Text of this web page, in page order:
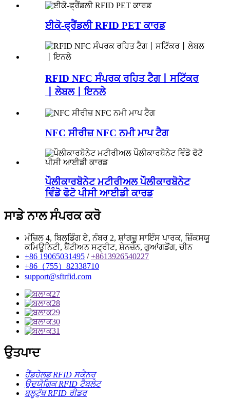
ਈਕੋ-ਫ੍ਰੈਂਡਲੀ RFID PET ਕਾਰਡ
RFID NFC ਸੰਪਰਕ ਰਹਿਤ ਟੈਗ丨ਸਟਿੱਕਰ
丨ਲੇਬਲ丨ਇਨਲੇ
NFC ਸੀਰੀਜ਼ NFC ਨਮੀ ਮਾਪ ਟੈਗ
ਪੌਲੀਕਾਰਬੋਨੇਟ ਮਟੀਰੀਅਲ ਪੌਲੀਕਾਰਬੋਨੇਟ
ਵਿੰਡੋ ਫੋਟੋ ਪੀਸੀ ਆਈਡੀ ਕਾਰਡ
ਸਾਡੇ ਨਾਲ ਸੰਪਰਕ ਕਰੋ
ਮੰਜ਼ਿਲ 4, ਬਿਲਡਿੰਗ ਏ, ਨੰਬਰ 2, ਸ਼ਾਂਗਜ਼ੂ ਸਾਇੰਸ ਪਾਰਕ, ​​ਜ਼ਿੰਕਸਯੂ
ਕਮਿਊਨਿਟੀ, ਬੈਂਟੀਅਨ ਸਟ੍ਰੀਟ, ਸ਼ੇਨਜ਼ੇਨ, ਗੁਆਂਗਡੋਂਗ, ਚੀਨ
+86 19065031495 /+8613926540227
+86（755）82338710
support@sftrfid.com
ਉਤਪਾਦ
ਹੈਂਡਹੇਲਡ RFID ਸਕੈਨਰ
ਉਦਯੋਗਿਕ RFID ਟੈਬਲੇਟ
ਬਲੂਟੁੱਥ RFID ਰੀਡਰ